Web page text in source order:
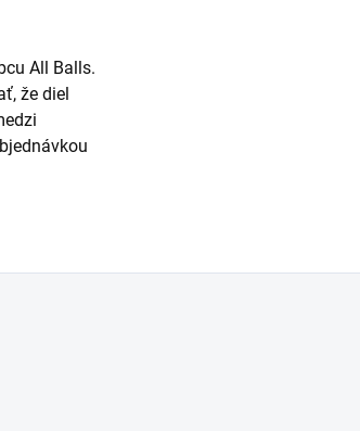
All Balls.
že diel